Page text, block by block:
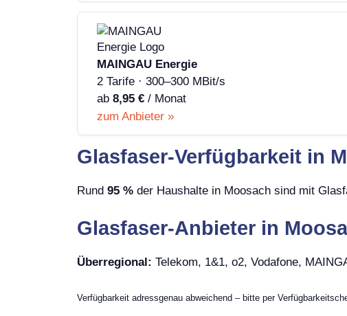
MAINGAU Energie
2 Tarife · 300–300 MBit/s
ab 8,95 € / Monat
zum Anbieter »
Glasfaser-Verfügbarkeit in
Rund 95 % der Haushalte in Moosach sind mit
Glasfaser-Anbieter in
Überregional: Telekom, 1&1, o2, Vodafone,
Verfügbarkeit adressgenau abweichend – bitte per